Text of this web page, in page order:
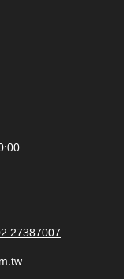
27387007